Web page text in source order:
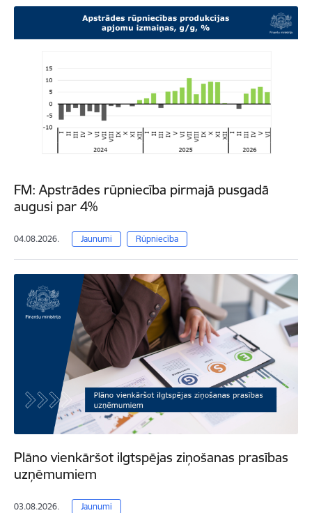
FM: Apstrādes rūpniecība pirmajā pusgadā
augusi par 4%
04.08.2026. Jaunumi Rūpniecība
Plāno vienkāršot ilgtspējas ziņošanas prasības
uzņēmumiem
03.08.2026. Jaunumi